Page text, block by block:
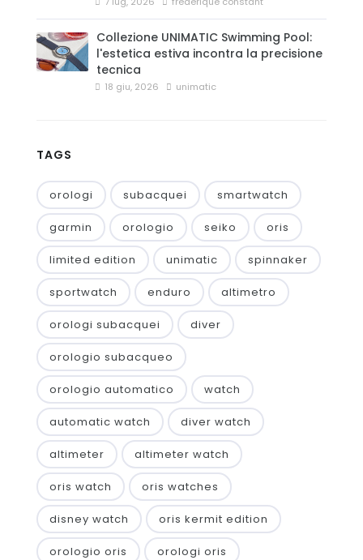
Collezione UNIMATIC Swimming Pool:
l'estetica estiva incontra la precisione
tecnica
18 giu, 2026 unimatic
TAGS
orologi subacquei smartwatch
garmin orologio seiko oris
limited edition unimatic spinnaker
sportwatch enduro altimetro
orologi subacquei diver
orologio subacqueo
orologio automatico watch
automatic watch diver watch
altimeter altimeter watch
oris watch oris watches
disney watch oris kermit edition
orologio oris orologi oris